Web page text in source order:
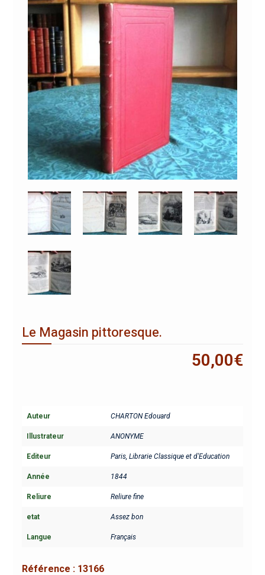
Le Magasin pittoresque.
50,00€
Auteur CHARTON Edouard
Illustrateur ANONYME
Editeur Paris, Librarie Classique et d'Education
Année 1844
Reliure Reliure fine
etat Assez bon
Langue Français
Référence : 13166